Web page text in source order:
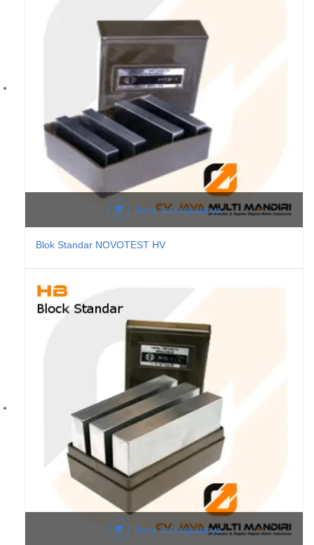
Baca selengkapnya
Blok Standar NOVOTEST HV
Baca selengkapnya